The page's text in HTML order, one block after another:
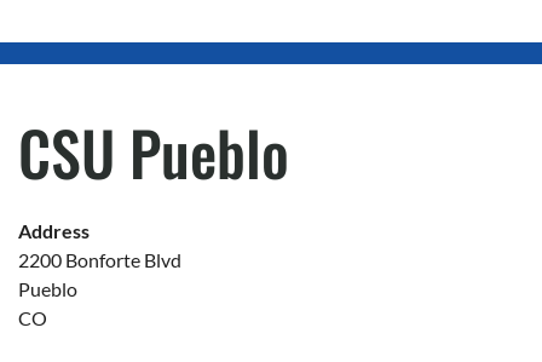
CSU Pueblo
Address
2200 Bonforte Blvd
Pueblo
CO